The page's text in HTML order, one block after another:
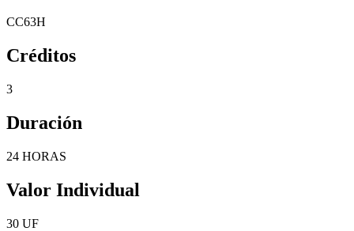
CC63H
Créditos
3
Duración
24 HORAS
Valor Individual
30 UF